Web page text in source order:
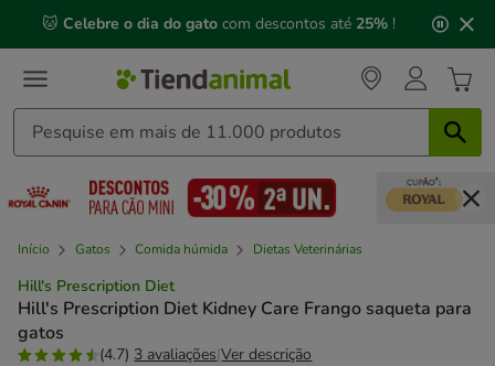
mensagem,
🐱 Celebre o dia do gato com descontos até 25% !
Início Gatos Comida húmida Dietas Veterinárias
Hill's Prescription Diet
Hill's Prescription Diet Kidney Care Frango saqueta para
gatos
(4.7) 3 avaliações|Ver descrição